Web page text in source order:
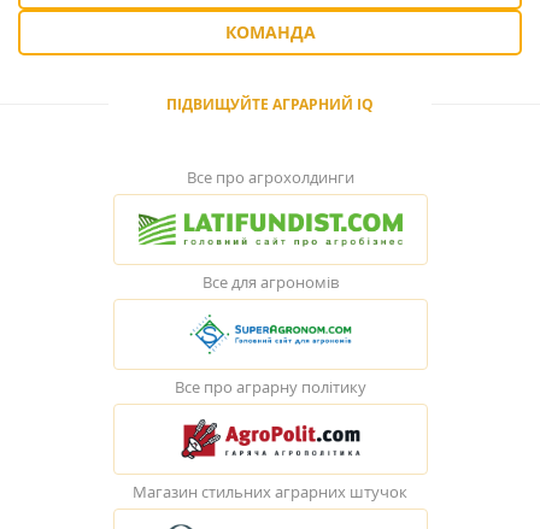
КОМАНДА
ПІДВИЩУЙТЕ АГРАРНИЙ IQ
Все про агрохолдинги
Все для агрономів
Все про аграрну політику
Магазин стильних аграрних штучок